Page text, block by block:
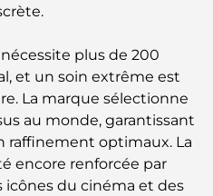
: des soins de santé
jamais construites : la
plus de 200
et un soin extrême est
La marque sélectionne
au monde, garantissant
raffinement optimaux. La
encore renforcée par
icônes du cinéma et des